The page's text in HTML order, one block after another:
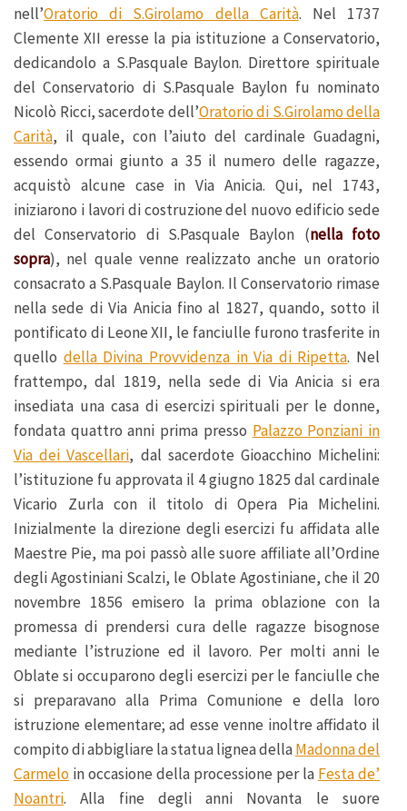
nell’Oratorio di S.Girolamo della Carità. Nel 1737
Clemente XII eresse la pia istituzione a Conservatorio,
dedicandolo a S.Pasquale Baylon. Direttore spirituale
del Conservatorio di S.Pasquale Baylon fu nominato
Nicolò Ricci, sacerdote dell’Oratorio di S.Girolamo della
Carità, il quale, con l’aiuto del cardinale Guadagni,
essendo ormai giunto a 35 il numero delle ragazze,
acquistò alcune case in Via Anicia. Qui, nel 1743,
iniziarono i lavori di costruzione del nuovo edificio sede
del Conservatorio di S.Pasquale Baylon (nella foto
sopra), nel quale venne realizzato anche un oratorio
consacrato a S.Pasquale Baylon. Il Conservatorio rimase
nella sede di Via Anicia fino al 1827, quando, sotto il
pontificato di Leone XII, le fanciulle furono trasferite in
quello della Divina Provvidenza in Via di Ripetta. Nel
frattempo, dal 1819, nella sede di Via Anicia si era
insediata una casa di esercizi spirituali per le donne,
fondata quattro anni prima presso Palazzo Ponziani in
Via dei Vascellari, dal sacerdote Gioacchino Michelini:
l’istituzione fu approvata il 4 giugno 1825 dal cardinale
Vicario Zurla con il titolo di Opera Pia Michelini.
Inizialmente la direzione degli esercizi fu affidata alle
Maestre Pie, ma poi passò alle suore affiliate all’Ordine
degli Agostiniani Scalzi, le Oblate Agostiniane, che il 20
novembre 1856 emisero la prima oblazione con la
promessa di prendersi cura delle ragazze bisognose
mediante l’istruzione ed il lavoro. Per molti anni le
Oblate si occuparono degli esercizi per le fanciulle che
si preparavano alla Prima Comunione e della loro
istruzione elementare; ad esse venne inoltre affidato il
compito di abbigliare la statua lignea dellaMadonna del
Carmelo in occasione della processione per la Festa de’
Noantri. Alla fine degli anni Novanta le suore